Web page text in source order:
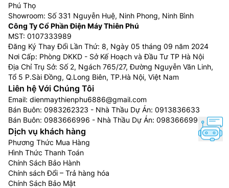
Phú Thọ
Showroom: Số 331 Nguyễn Huệ, Ninh Phong, Ninh Bình
Công Ty Cổ Phần Điện Máy Thiên Phú
MST: 0107333989
Đăng Ký Thay Đổi Lần Thứ: 8, Ngày 05 tháng 09 năm 2024
Nơi Cấp: Phòng DKKD - Sở Kế Hoạch và Đầu Tư TP Hà Nội
Địa Chỉ Trụ Sở: Số 2, Ngách 765/27, Đường Nguyễn Văn Linh,
Tổ 5 P.Sài Đồng, Q.Long Biên, TP.Hà Nội, Việt Nam
Liên hệ Với Chúng Tôi
Email: dienmaythienphu6886@gmail.com
Bán Buôn: 0983262323 - Nhà Thầu Dự Án: 0913836633
Bán Buôn: 0983666996 - Nhà Thầu Dự Án: 0983666996
Dịch vụ khách hàng
Phương Thức Mua Hàng
Hình Thức Thanh Toán
Chính Sách Bảo Hành
Chính sách Đổi – Trả hàng hóa
Chính Sách Bảo Mật